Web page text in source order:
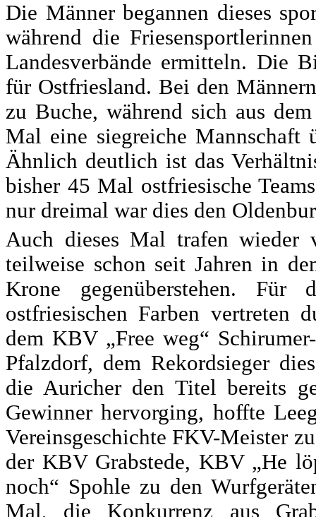
Die Männer begannen dieses
während die
Landesverbände ermitteln. Die
für Ostfriesland. Bei den
zu Buche, während sich aus
Mal eine siegreiche Mannschaft
Ähnlich deutlich ist das
bisher 45 Mal ostfriesische
nur dreimal war dies den
Auch dieses Mal trafen wieder
teilweise schon seit Jahren in
Krone gegenüberstehen.
ostfriesischen Farben vertreten
dem KBV „Free weg“
Pfalzdorf, dem Rekordsieger
die Auricher den Titel bereits
Gewinner hervorging, hoffte
Vereinsgeschichte FKV-Meister
der KBV Grabstede, KBV „He
noch“ Spohle zu den
Mal, die Konkurrenz aus